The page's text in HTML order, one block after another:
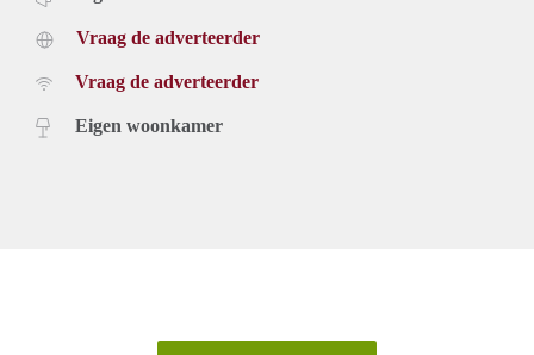
Vraag de adverteerder
Vraag de adverteerder
Eigen woonkamer